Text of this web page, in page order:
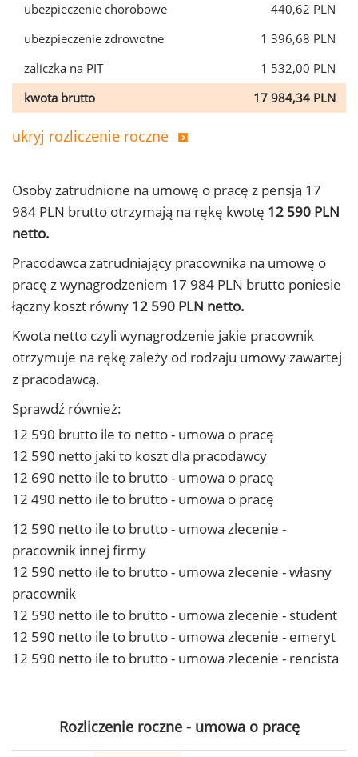
ubezpieczenie chorobowe
440,62 PLN
ubezpieczenie zdrowotne
1 396,68 PLN
zaliczka na PIT
1 532,00 PLN
kwota brutto
17 984,34 PLN
ukryj rozliczenie roczne
Osoby zatrudnione na umowę o pracę z pensją 17
984 PLN brutto otrzymają na rękę kwotę 12 590 PLN
netto.
Pracodawca zatrudniający pracownika na umowę o
pracę z wynagrodzeniem 17 984 PLN brutto poniesie
łączny koszt równy 12 590 PLN netto.
Kwota netto czyli wynagrodzenie jakie pracownik
otrzymuje na rękę zależy od rodzaju umowy zawartej
z pracodawcą.
Sprawdź również:
12 590 brutto ile to netto - umowa o pracę
12 590 netto jaki to koszt dla pracodawcy
12 690 netto ile to brutto - umowa o pracę
12 490 netto ile to brutto - umowa o pracę
12 590 netto ile to brutto - umowa zlecenie -
pracownik innej firmy
12 590 netto ile to brutto - umowa zlecenie - własny
pracownik
12 590 netto ile to brutto - umowa zlecenie - student
12 590 netto ile to brutto - umowa zlecenie - emeryt
12 590 netto ile to brutto - umowa zlecenie - rencista
Rozliczenie roczne - umowa o pracę